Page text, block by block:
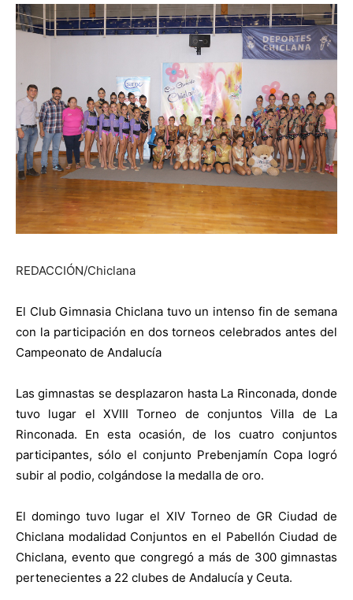
REDACCIÓN/Chiclana
El Club Gimnasia Chiclana tuvo un intenso fin de semana
con la participación en dos torneos celebrados antes del
Campeonato de Andalucía
Las gimnastas se desplazaron hasta La Rinconada, donde
tuvo lugar el XVIII Torneo de conjuntos Villa de La
Rinconada. En esta ocasión, de los cuatro conjuntos
participantes, sólo el conjunto Prebenjamín Copa logró
subir al podio, colgándose la medalla de oro.
El domingo tuvo lugar el XIV Torneo de GR Ciudad de
Chiclana modalidad Conjuntos en el Pabellón Ciudad de
Chiclana, evento que congregó a más de 300 gimnastas
pertenecientes a 22 clubes de Andalucía y Ceuta.